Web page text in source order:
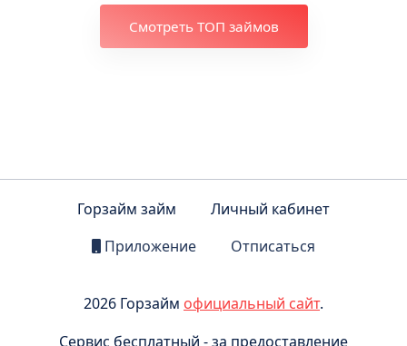
Горзайм займ
Личный кабинет
Приложение
Отписаться
Сервис бесплатный - за предоставление
информации комиссия не взимается.